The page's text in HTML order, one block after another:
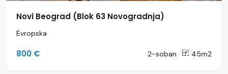
Novi Beograd (Blok 63 Novogradnja)
Evropska
800 € 2-soban 45m2